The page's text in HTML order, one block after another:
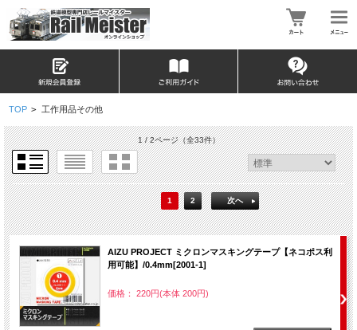
TOP > 工作用品その他
1 / 2ページ（全33件）
1 2 次へ
AIZU PROJECT ミクロンマスキングテープ【ネコポス利
用可能】/0.4mm[2001-1]
価格： 220円(本体 200円)